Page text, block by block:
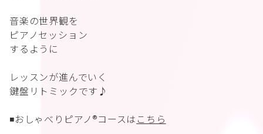
音楽の世界観を
ピアノセッション
するように
レッスンが進んでいく
鍵盤リトミックです♪
◾️おしゃべりピアノ®︎コースは こちら